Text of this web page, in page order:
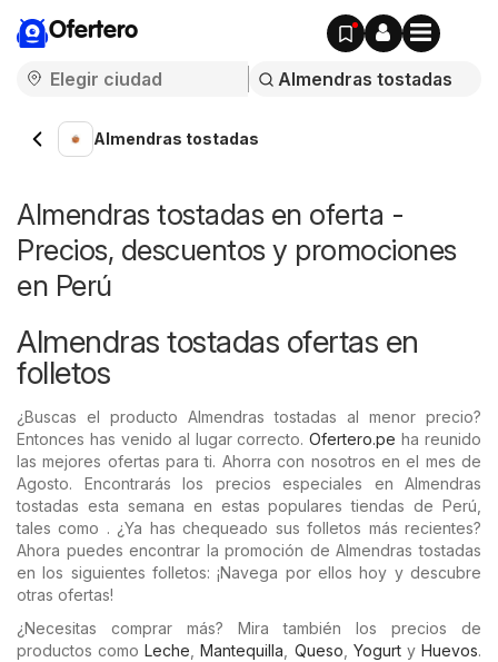
Ofertero
Almendras tostadas
Almendras tostadas en oferta -
Precios, descuentos y promociones
en Perú
Almendras tostadas ofertas en
folletos
¿Buscas el producto Almendras tostadas al menor precio?
Entonces has venido al lugar correcto.Ofertero.pe ha reunido
las mejores ofertas para ti. Ahorra con nosotros en el mes de
Agosto. Encontrarás los precios especiales en Almendras
tostadas esta semana en estas populares tiendas de Perú,
tales como . ¿Ya has chequeado sus folletos más recientes?
Ahora puedes encontrar la promoción de Almendras tostadas
en los siguientes folletos: ¡Navega por ellos hoy y descubre
otras ofertas!
¿Necesitas comprar más? Mira también los precios de
productos comoLeche ,Mantequilla Queso YogurtyHuevos.